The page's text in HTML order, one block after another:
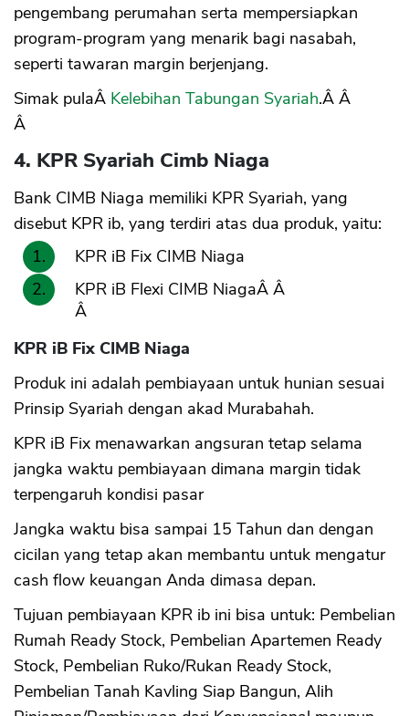
pengembang perumahan serta mempersiapkan
program-program yang menarik bagi nasabah,
seperti tawaran margin berjenjang.
Simak pulaÂ Kelebihan Tabungan Syariah.Â Â
Â
4. KPR Syariah Cimb Niaga
Bank CIMB Niaga memiliki KPR Syariah, yang
disebut KPR ib, yang terdiri atas dua produk, yaitu:
KPR iB Fix CIMB Niaga
KPR iB Flexi CIMB NiagaÂ Â
Â
KPR iB Fix CIMB Niaga
Produk ini adalah pembiayaan untuk hunian sesuai
Prinsip Syariah dengan akad Murabahah.
KPR iB Fix menawarkan angsuran tetap selama
jangka waktu pembiayaan dimana margin tidak
terpengaruh kondisi pasar
Jangka waktu bisa sampai 15 Tahun dan dengan
cicilan yang tetap akan membantu untuk mengatur
cash flow keuangan Anda dimasa depan.
Tujuan pembiayaan KPR ib ini bisa untuk: Pembelian
Rumah Ready Stock, Pembelian Apartemen Ready
Stock, Pembelian Ruko/Rukan Ready Stock,
Pembelian Tanah Kavling Siap Bangun, Alih